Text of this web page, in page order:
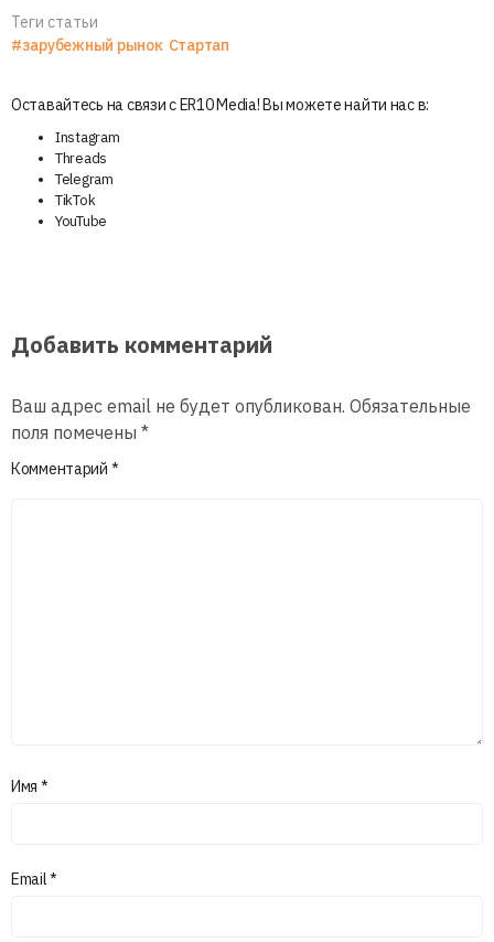
Теги статьи
#зарубежный рынок Стартап
Оставайтесь на связи с ER10 Media! Вы можете найти нас в:
Instagram
Threads
Telegram
TikTok
YouTube
Добавить комментарий
Ваш адрес email не будет опубликован. Обязательные
поля помечены *
Комментарий *
Имя *
Email*